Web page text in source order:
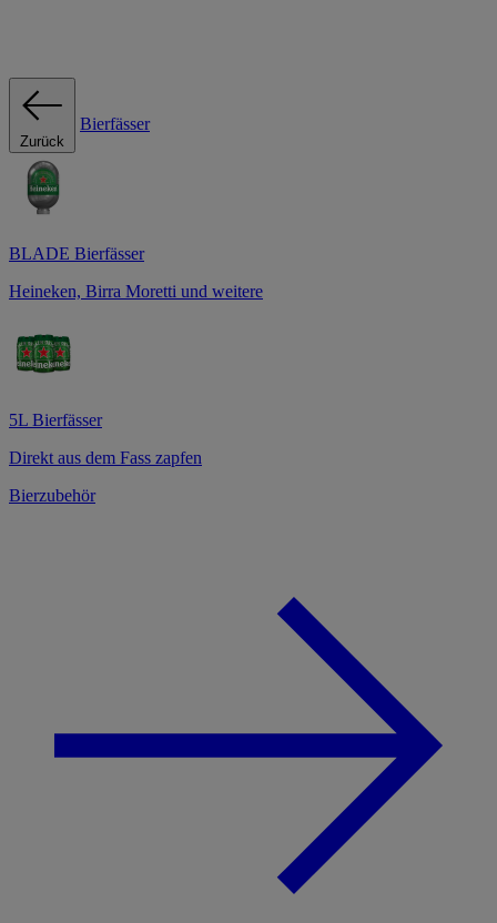
Zurück
Bierfässer
BLADE Bierfässer
Heineken, Birra Moretti und weitere
5L Bierfässer
Direkt aus dem Fass zapfen
Bierzubehör